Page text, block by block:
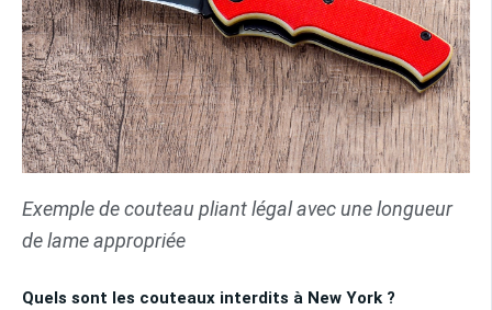
Exemple de couteau pliant légal avec une longueur
de lame appropriée
Quels sont les couteaux interdits à New York ?